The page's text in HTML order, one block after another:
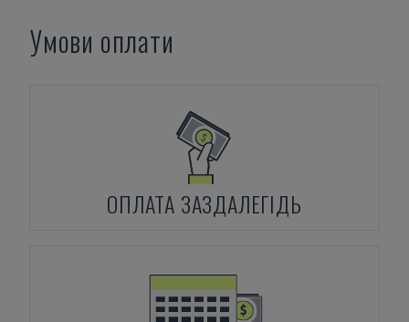
Умови оплати
ОПЛАТА ЗАЗДАЛЕГІДЬ